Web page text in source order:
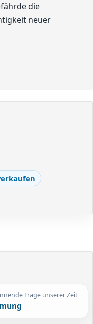
die
neuer
Frage unserer Zeit